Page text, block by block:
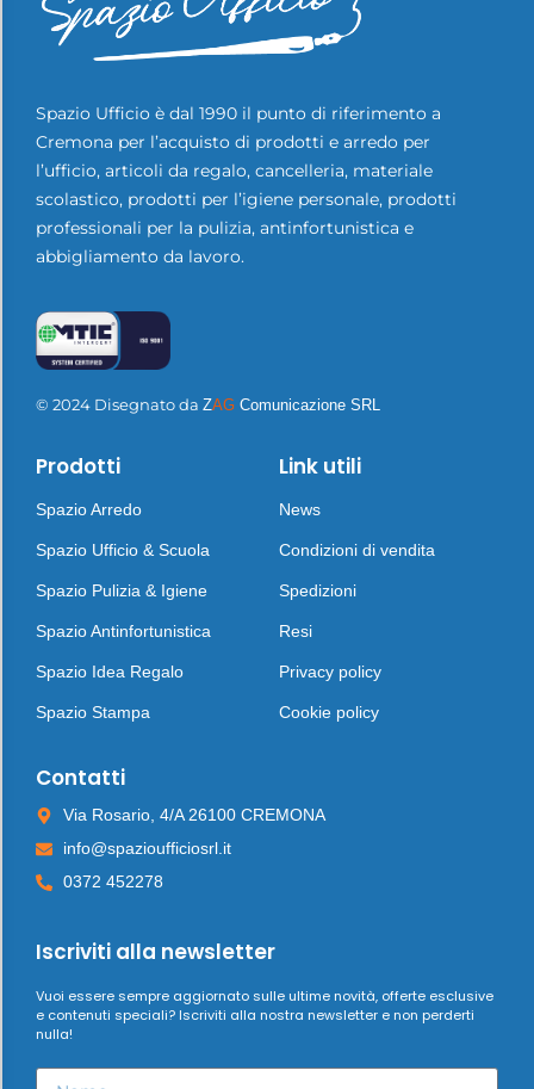
Spazio Ufficio è dal 1990 il punto di riferimento a
Cremona per l’acquisto di prodotti e arredo per
l’ufficio, articoli da regalo, cancelleria, materiale
scolastico, prodotti per l’igiene personale, prodotti
professionali per la pulizia, antinfortunistica e
abbigliamento da lavoro.
© 2024 Disegnato da ZAG Comunicazione SRL
Prodotti
Spazio Arredo
Spazio Ufficio & Scuola
Spazio Pulizia & Igiene
Spazio Antinfortunistica
Spazio Idea Regalo
Spazio Stampa
Link utili
News
Condizioni di vendita
Spedizioni
Resi
Privacy policy
Cookie policy
Contatti
Via Rosario, 4/A 26100 CREMONA
info@spazioufficiosrl.it
0372 452278
Iscriviti alla newsletter
Vuoi essere sempre aggiornato sulle ultime novità, offerte esclusive
e contenuti speciali? Iscriviti alla nostra newsletter e non perderti
nulla!